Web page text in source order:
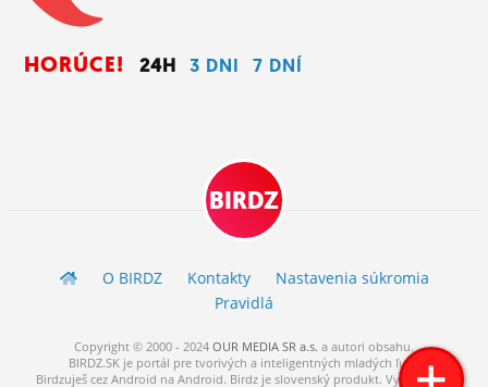
HORÚCE! 24H 3 DNI 7 DNÍ
BIRDZ
O BIRDZ Kontakty
Nastavenia súkromia
Pravidlá
Copyright © 2000 - 2024 OUR MEDIA SR a.s. a autori obsahu.
BIRDZ.SK je portál pre tvorivých a inteligentných mladých ľudí.
Birdzuješ cez Android na Android. Birdz je slovenský produkt. Vytvorené s